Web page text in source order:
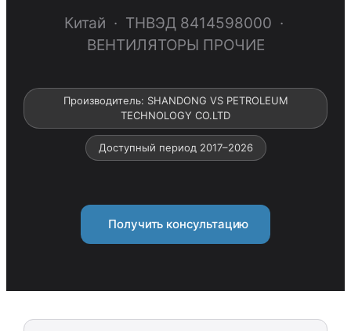
Китай · ТНВЭД 8414598000 ·
ВЕНТИЛЯТОРЫ ПРОЧИЕ
Производитель: SHANDONG VS PETROLEUM
TECHNOLOGY CO.LTD
Доступный период 2017–2026
Получить консультацию